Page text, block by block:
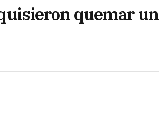
quemar un